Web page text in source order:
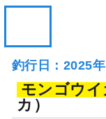
釣行日：2025
モンゴウイ
カ）